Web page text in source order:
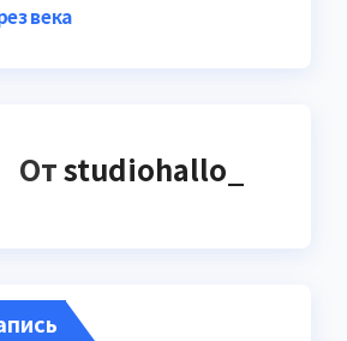
века
Отstudiohallo_